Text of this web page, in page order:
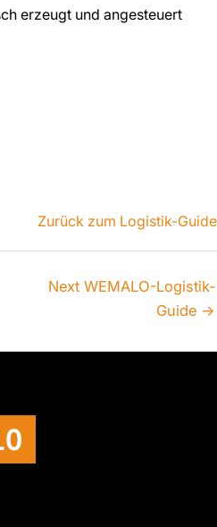
erzeugt und angesteuert
Zurück zum Logistik-Guide
Next WEMALO-Logistik-
Guide →